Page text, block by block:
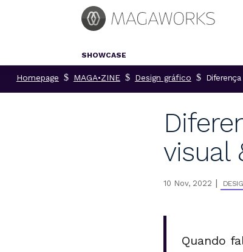
SHOWCASE
Homepage $ MAGA•ZINE $ Design gráfico $
visual
10 Nov, 2022 |
Quando